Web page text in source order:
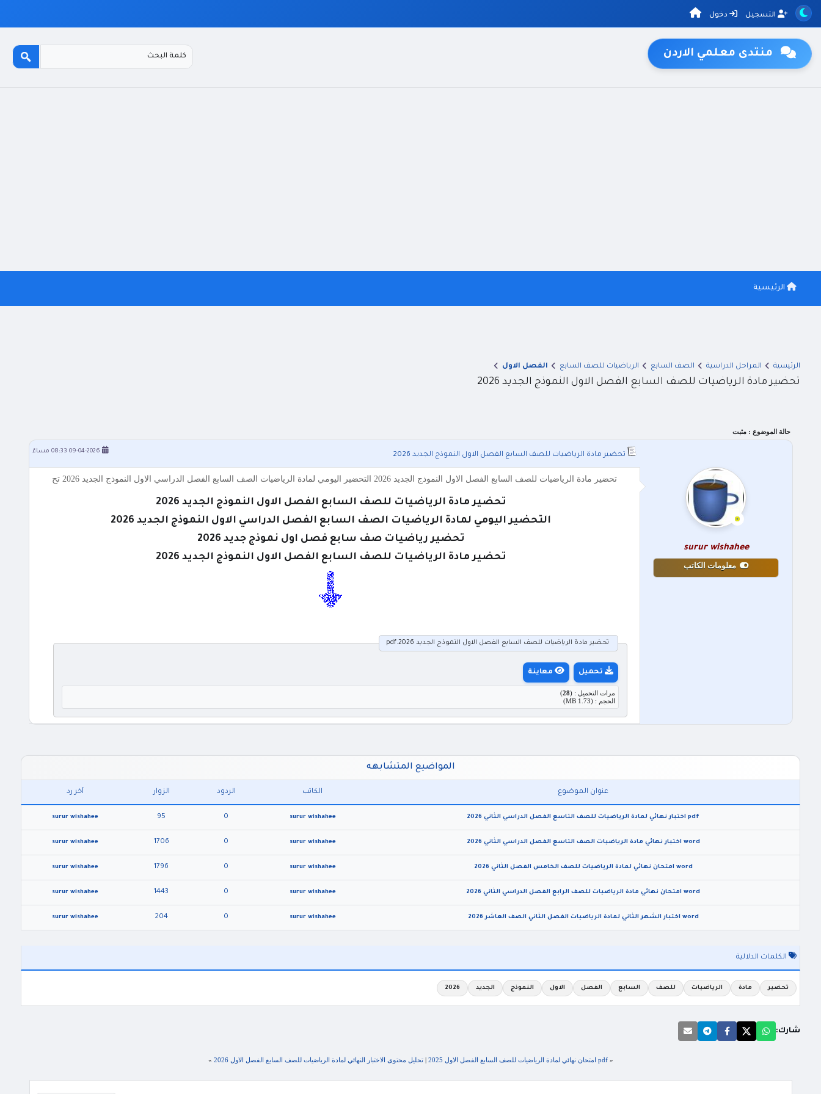
التسجيل دخول
منتدى معلمي الاردن
الرئيسية
الرئيسية المراحل الدراسية الصف السابع الرياضيات للصف السابع الفصل الاول
تحضير مادة الرياضيات للصف السابع الفصل الاول النموذج الجديد 2026
حالة الموضوع : مثبت
تحضير مادة الرياضيات للصف السابع الفصل الاول النموذج الجديد 2026 09-04-2026 08:33 مساءً
surur wishahee
معلومات الكاتب
تحضير مادة الرياضيات للصف السابع الفصل الاول النموذج الجديد 2026 التحضير اليومي لمادة الرياضيات الصف السابع الفصل الدراسي الاول النموذج الجديد 2026 تح
تحضير مادة الرياضيات للصف السابع الفصل الاول النموذج الجديد 2026
التحضير اليومي لمادة الرياضيات الصف السابع الفصل الدراسي الاول النموذج الجديد 2026
تحضير رياضيات صف سابع فصل اول نموذج جديد 2026
تحضير مادة الرياضيات للصف السابع الفصل الاول النموذج الجديد 2026
تحضير مادة الرياضيات للصف السابع الفصل الاول النموذج الجديد 2026.pdf
تحميل معاينة
مرات التحميل : (28
)
الحجم : (1.73 MB)
المواضيع المتشابهه
عنوان الموضوع الكاتب الردود الزوار آخر رد
pdf اختبار نهائي لمادة الرياضيات للصف التاسع الفصل الدراسي الثاني 2026 surur wishahee
0
95
surur wishahee
word اختبار نهائي مادة الرياضيات الصف التاسع الفصل الدراسي الثاني 2026 surur wishahee
0
1706
surur wishahee
word امتحان نهائي لمادة الرياضيات للصف الخامس الفصل الثاني 2026 surur wishahee
0
1796
surur wishahee
word امتحان نهائي مادة الرياضيات للصف الرابع الفصل الدراسي الثاني 2026 surur wishahee
0
1443
surur wishahee
word اختبار الشهر الثاني لمادة الرياضيات الفصل الثاني الصف العاشر 2026 surur wishahee
0
204
surur wishahee
الكلمات الدلالية
تحضير مادة الرياضيات للصف السابع الفصل الاول النموذج الجديد 2026
شارك:
«pdf امتحان نهائي لمادة الرياضيات للصف السابع الفصل الاول 2025 |تحليل محتوى الاختبار النهائي لمادة الرياضيات للصف السابع الفصل الاول 2026 »